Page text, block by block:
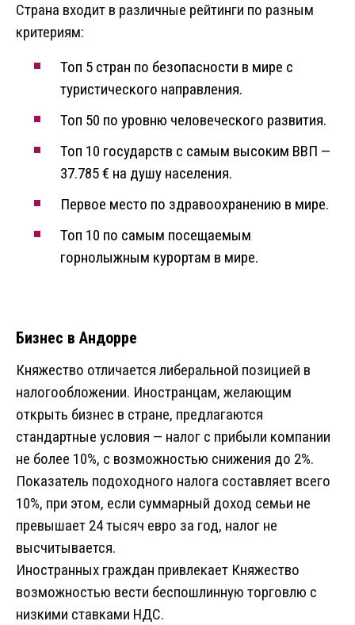
Страна входит в различные рейтинги по разным
критериям:
Топ 5 стран по безопасности в мире с
туристического направления.
Топ 50 по уровню человеческого развития.
Топ 10 государств с самым высоким ВВП —
37.785 € на душу населения.
Первое место по здравоохранению в мире.
Топ 10 по самым посещаемым
горнолыжным курортам в мире.
Бизнес в Андорре
Княжество отличается либеральной позицией в
налогообложении. Иностранцам, желающим
открыть бизнес в стране, предлагаются
стандартные условия — налог с прибыли компании
не более 10%, с возможностью снижения до 2%.
Показатель подоходного налога составляет всего
10%, при этом, если суммарный доход семьи не
превышает 24 тысяч евро за год, налог не
высчитывается.
Иностранных граждан привлекает Княжество
возможностью вести беспошлинную торговлю с
низкими ставками НДС.